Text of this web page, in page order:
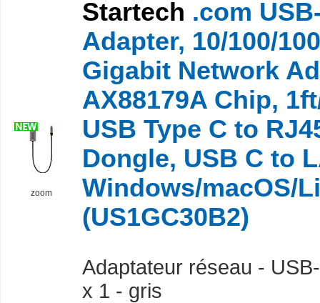
zoom
Startech .com
Adapter, 10/100/
Gigabit Network
AX88179A Chip,
USB Type C to
Dongle, USB C to
Windows/macOS/
(US1GC30B2)
Adaptateur réseau -
x 1 - gris